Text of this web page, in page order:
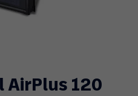
AirPlus 120